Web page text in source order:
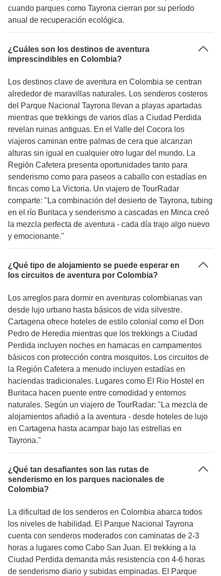
cuando parques como Tayrona cierran por su período
anual de recuperación ecológica.
¿Cuáles son los destinos de aventura
imprescindibles en Colombia?
Los destinos clave de aventura en Colombia se centran
alrededor de maravillas naturales. Los senderos costeros
del Parque Nacional Tayrona llevan a playas apartadas
mientras que trekkings de varios días a Ciudad Perdida
revelan ruinas antiguas. En el Valle del Cocora los
viajeros caminan entre palmas de cera que alcanzan
alturas sin igual en cualquier otro lugar del mundo. La
Región Cafetera presenta oportunidades tanto para
senderismo como para paseos a caballo con estadías en
fincas como La Victoria. Un viajero de TourRadar
comparte: "La combinación del desierto de Tayrona, tubing
en el río Buritaca y senderismo a cascadas en Minca creó
la mezcla perfecta de aventura - cada día trajo algo nuevo
y emocionante."
¿Qué tipo de alojamiento se puede esperar en
los circuitos de aventura por Colombia?
Los arreglos para dormir en aventuras colombianas van
desde lujo urbano hasta básicos de vida silvestre.
Cartagena ofrece hoteles de estilo colonial como el Don
Pedro de Heredia mientras que los trekkings a Ciudad
Perdida incluyen noches en hamacas en campamentos
básicos con protección contra mosquitos. Los circuitos de
la Región Cafetera a menudo incluyen estadías en
haciendas tradicionales. Lugares como El Rio Hostel en
Buritaca hacen puente entre comodidad y entornos
naturales. Según un viajero de TourRadar: "La mezcla de
alojamientos añadió a la aventura - desde hoteles de lujo
en Cartagena hasta acampar bajo las estrellas en
Tayrona."
¿Qué tan desafiantes son las rutas de
senderismo en los parques nacionales de
Colombia?
La dificultad de los senderos en Colombia abarca todos
los niveles de habilidad. El Parque Nacional Tayrona
cuenta con senderos moderados con caminatas de 2-3
horas a lugares como Cabo San Juan. El trekking a la
Ciudad Perdida demanda más resistencia con 4-6 horas
de senderismo diario y subidas empinadas. El Parque